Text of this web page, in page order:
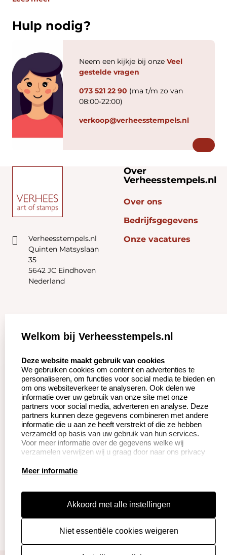
Hulp nodig?
Neem een kijkje bij onze Veel
gestelde vragen
073 521 22 90 (ma t/m zo van
08:00-22:00)
verkoop@verheesstempels.nl
Verheesstempels.nl
Quinten Matsyslaan
35
5642 JC Eindhoven
Nederland
Over
Verheesstempels.nl
Over ons
Bedrijfsgegevens
Onze vacatures
Zakelijk:
Betaling &
Verzending
Wederverkoper
worden
Klantenservice:
Veel gestelde vragen
Herroepingsrecht
Retourneren
Productinformatie:
Instructie voor
Aanleverspecificaties
Safety Sheets
Welkom bij Verheesstempels.nl
Deze website maakt gebruik van cookies
We gebruiken cookies om content en advertenties te
personaliseren, om functies voor social media te bieden en
om ons websiteverkeer te analyseren. Ook delen we
informatie over uw gebruik van onze site met onze
partners voor social media, adverteren en analyse. Deze
partners kunnen deze gegevens combineren met andere
informatie die u aan ze heeft verstrekt of die ze hebben
verzameld op basis van uw gebruik van hun services.
Voor meer informatie over de gegevens welke wij
verzamelen verwijzen wij u graag door naar ons privacy
Meer informatie
Akkoord met alle instellingen
Niet essentiële cookies weigeren